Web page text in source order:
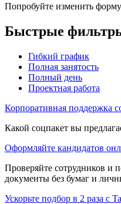
Попробуйте изменить
Быстрые
Гибкий график
Полная занятость
Полный день
Проектная работа
Корпоративная поддержка
Какой соцпакет вы
Оформляйте кандидатов
Проверяйте сотрудников и
документы без бумаг и
Ускорьте подбор в 2 раза с